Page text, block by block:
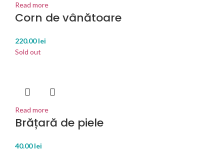
Read more
Corn de vânătoare
220.00lei
Sold out
Read more
Brățară de piele
40.00lei